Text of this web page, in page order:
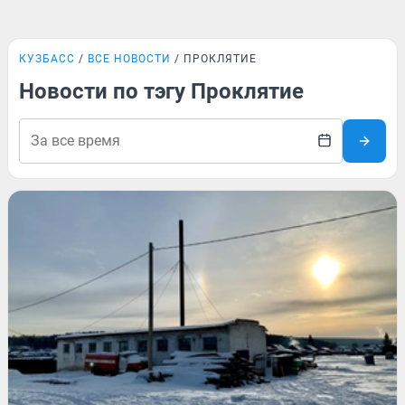
КУЗБАСС ВСЕ НОВОСТИ ПРОКЛЯТИЕ
Новости по тэгу Проклятие